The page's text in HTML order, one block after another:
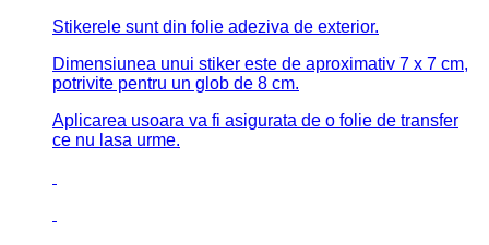
Stikerele sunt din folie adeziva de exterior.
Dimensiunea unui stiker este de aproximativ 7 x 7 cm,
potrivite pentru un glob de 8 cm.
Aplicarea usoara va fi asigurata de o folie de transfer
ce nu lasa urme.